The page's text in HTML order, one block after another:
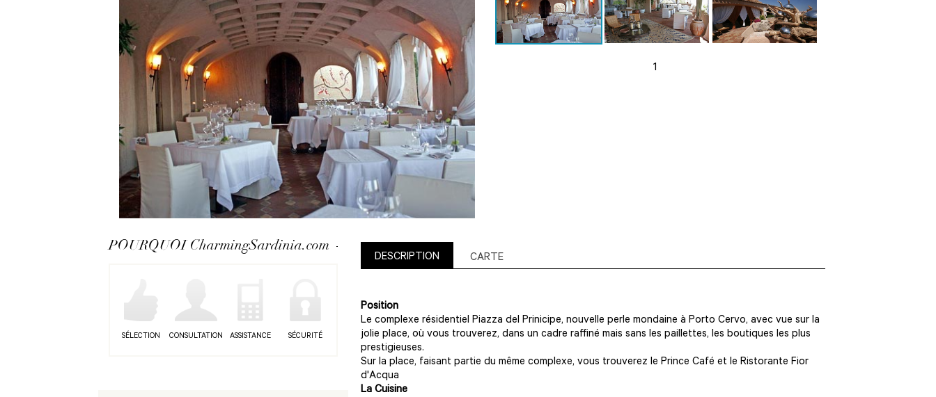
1
POURQUOI CharmingSardinia.com
SÉLECTION CONSULTATION ASSISTANCE SÉCURITÉ
DESCRIPTION CARTE
Position
Le complexe résidentiel Piazza del Prinicipe, nouvelle perle mondaine à Porto Cervo, avec vue sur la
jolie place, où vous trouverez, dans un cadre raffiné mais sans les paillettes, les boutiques les plus
prestigieuses.
Sur la place, faisant partie du même complexe, vous trouverez le Prince Café et le Ristorante Fior
d'Acqua
La Cuisine